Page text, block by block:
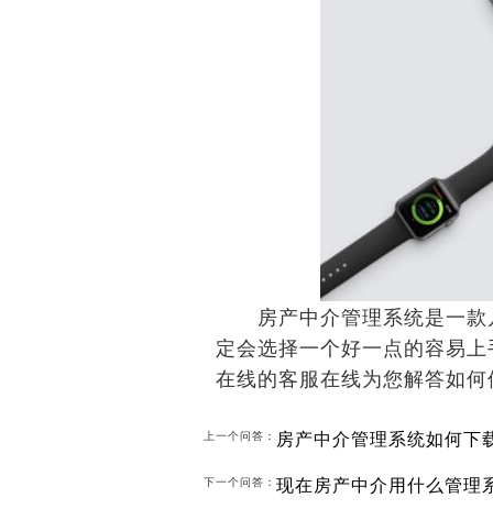
房产中介管理系统是一款
定会选择一个好一点的容易
在线的客服在线为您解答如
上一个问答： 房产中介管理系统如何下
下一个问答： 现在房产中介用什么管理